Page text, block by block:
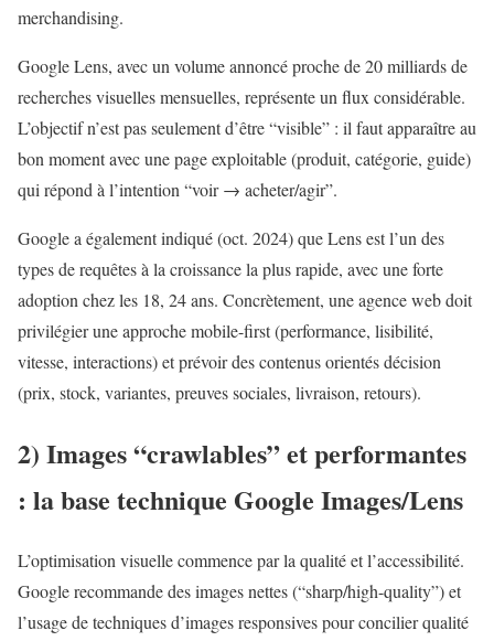
merchandising.
Google Lens, avec un volume annoncé proche de 20 milliards de
recherches visuelles mensuelles, représente un flux considérable.
L’objectif n’est pas seulement d’être “visible” : il faut apparaître au
bon moment avec une page exploitable (produit, catégorie, guide)
qui répond à l’intention “voir → acheter/agir”.
Google a également indiqué (oct. 2024) que Lens est l’un des
types de requêtes à la croissance la plus rapide, avec une forte
adoption chez les 18, 24 ans. Concrètement, une agence web doit
privilégier une approche mobile-first (performance, lisibilité,
vitesse, interactions) et prévoir des contenus orientés décision
(prix, stock, variantes, preuves sociales, livraison, retours).
2) Images “crawlables” et performantes
: la base technique Google Images/Lens
L’optimisation visuelle commence par la qualité et l’accessibilité.
Google recommande des images nettes (“sharp/high-quality”) et
l’usage de techniques d’images responsives pour concilier qualité